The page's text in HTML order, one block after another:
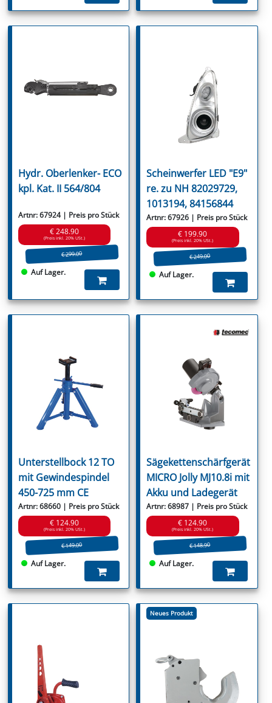
Hydr. Oberlenker- ECO
kpl. Kat. II 564/804
Artnr: 67924 | Preis pro Stück
€ 248.90
(Preis inkl. 20% USt.)
€ 299.00
Auf Lager.
Scheinwerfer LED "E9"
re. zu NH 82029729,
1013194, 84156844
Artnr: 67926 | Preis pro Stück
€ 199.90
(Preis inkl. 20% USt.)
€ 249.00
Auf Lager.
Unterstellbock 12 TO
mit Gewindespindel
450-725 mm CE
Artnr: 68660 | Preis pro Stück
€ 124.90
(Preis inkl. 20% USt.)
€ 149.00
Auf Lager.
Sägekettenschärfgerät
MICRO Jolly MJ10.8i mit
Akku und Ladegerät
Artnr: 68987 | Preis pro Stück
€ 124.90
(Preis inkl. 20% USt.)
€ 148.90
Auf Lager.
Neues Produkt